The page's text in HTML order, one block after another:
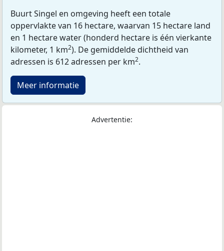
Buurt Singel en omgeving heeft een totale
oppervlakte van 16 hectare, waarvan 15 hectare land
en 1 hectare water (honderd hectare is één vierkante
kilometer, 1 km2). De gemiddelde dichtheid van
adressen is 612 adressen per km2.
Meer informatie
Advertentie: